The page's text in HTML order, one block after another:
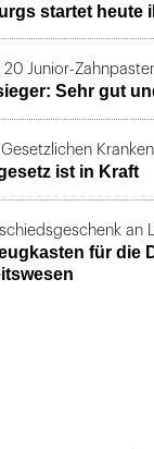
startet heute
Junior-
Sehr gut
ist in Kraft
an
für die